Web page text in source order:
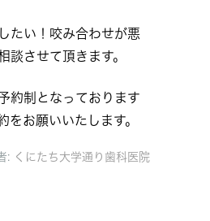
たい！咬み合わせが悪
談させて頂きます。
約制となっております
をお願いいたします。
: くにたち大学通り歯科医院